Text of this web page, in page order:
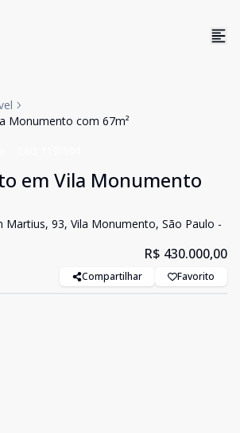
Monumento com 67m²
em Vila Monumento
Martius, 93, Vila Monumento, São Paulo -
R$ 430.000,00
Compartilhar Favorito